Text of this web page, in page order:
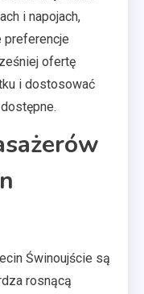
i napojach,
preferencje
ofertę
i dostosować
Świnoujście są
rosnącą